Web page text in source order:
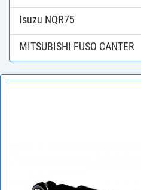
Isuzu NQR75
MITSUBISHI FUSO CANTER